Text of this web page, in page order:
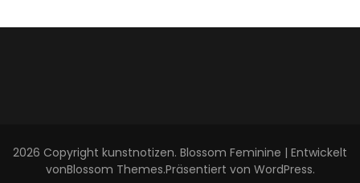
2026 Copyright kunstnotizen. Blossom Feminine | Entwickelt
vonBlossom Themes.Präsentiert von WordPress.